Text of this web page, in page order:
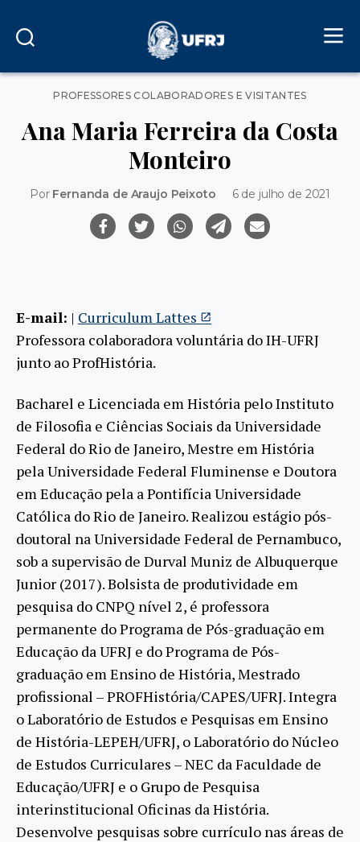
Categorias
PROFESSORES COLABORADORES E VISITANTES
Ana Maria Ferreira da Costa
Monteiro
Por Fernanda de Araujo Peixoto 6 de julho de 2021
E-mail: | Curriculum Lattes
Professora colaboradora voluntária do IH-UFRJ
junto ao ProfHistória.
Bacharel e Licenciada em História pelo Instituto
de Filosofia e Ciências Sociais da Universidade
Federal do Rio de Janeiro, Mestre em História
pela Universidade Federal Fluminense e Doutora
em Educação pela a Pontifícia Universidade
Católica do Rio de Janeiro. Realizou estágio pós-
doutoral na Universidade Federal de Pernambuco,
sob a supervisão de Durval Muniz de Albuquerque
Junior (2017). Bolsista de produtividade em
pesquisa do CNPQ nível 2, é professora
permanente do Programa de Pós-graduação em
Educação da UFRJ e do Programa de Pós-
graduação em Ensino de História, Mestrado
profissional – PROFHistória/CAPES/UFRJ. Integra
o Laboratório de Estudos e Pesquisas em Ensino
de História-LEPEH/UFRJ, o Laboratório do Núcleo
de Estudos Curriculares – NEC da Faculdade de
Educação/UFRJ e o Grupo de Pesquisa
interinstitucional Oficinas da História.
Desenvolve pesquisas sobre currículo nas áreas de